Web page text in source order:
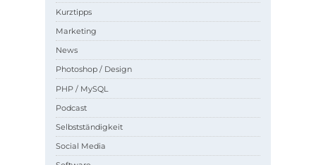
Kurztipps
Marketing
News
Photoshop / Design
PHP / MySQL
Podcast
Selbstständigkeit
Social Media